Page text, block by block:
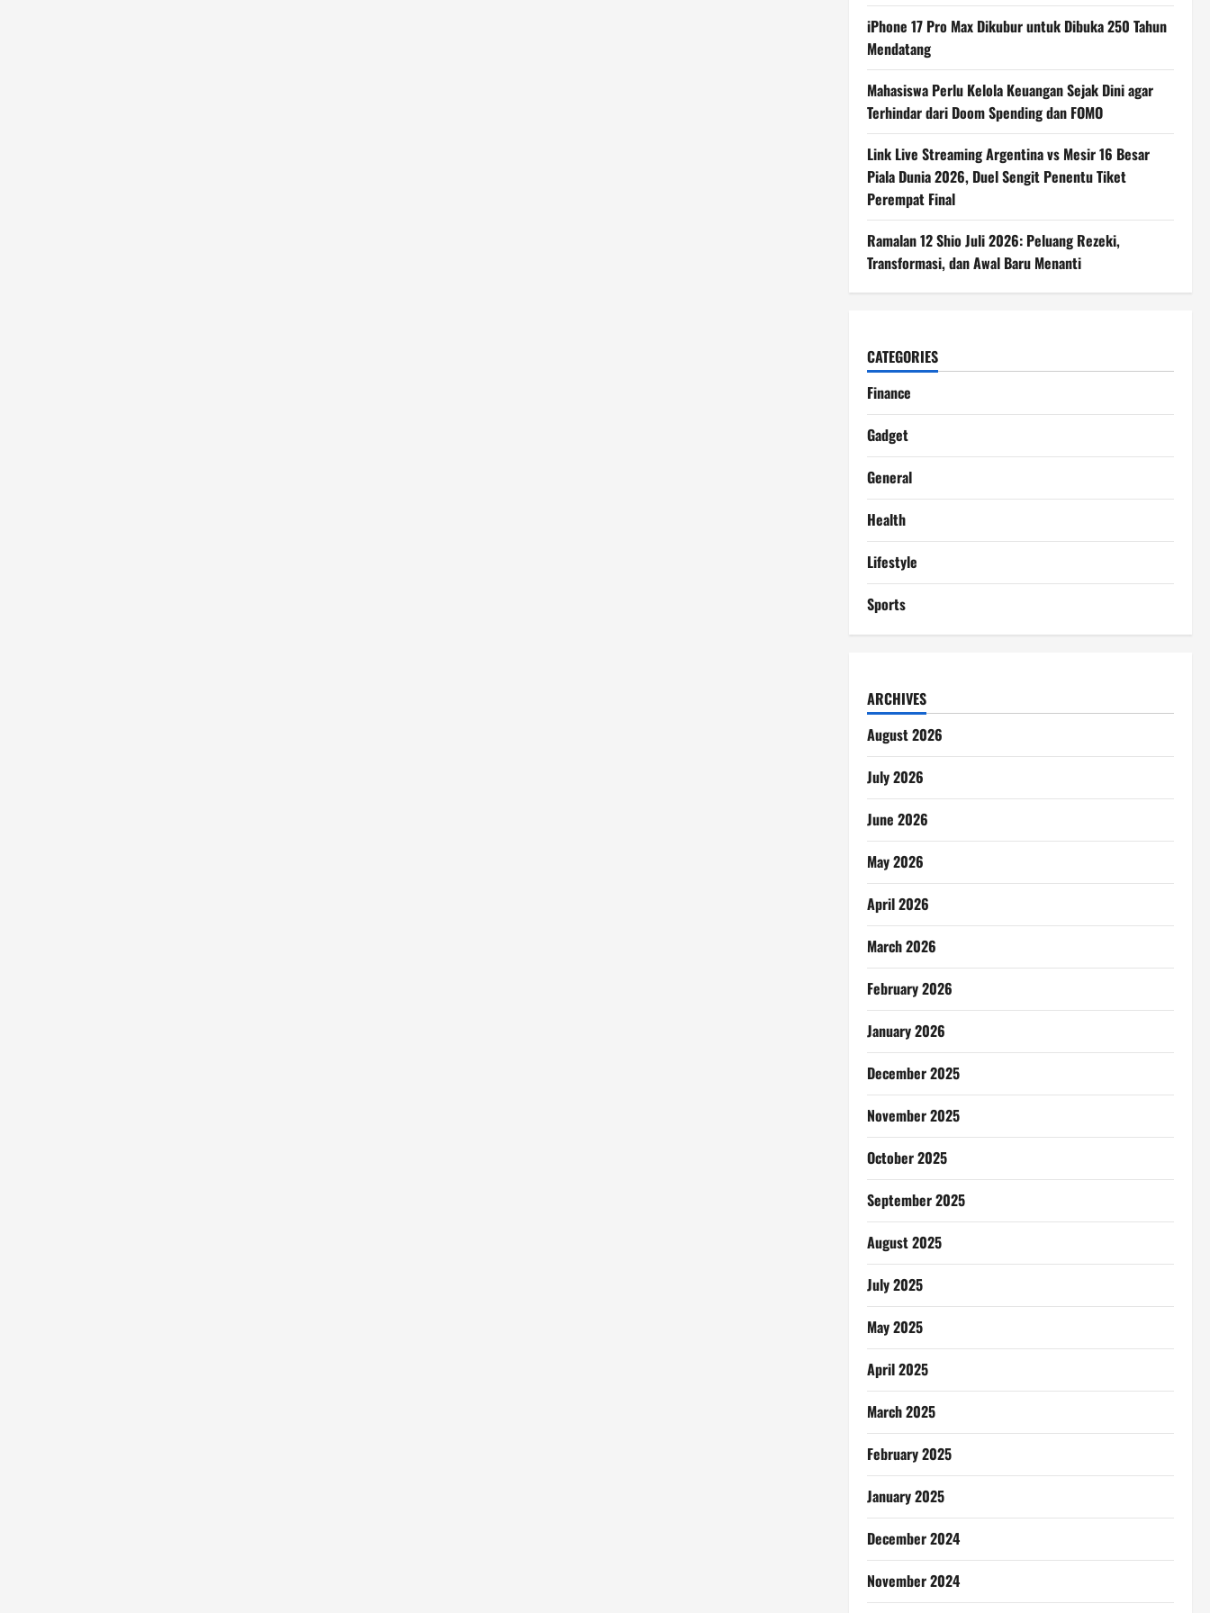
iPhone 17 Pro Max Dikubur untuk Dibuka 250 Tahun
Mendatang
Mahasiswa Perlu Kelola Keuangan Sejak Dini agar
Terhindar dari Doom Spending dan FOMO
Link Live Streaming Argentina vs Mesir 16 Besar
Piala Dunia 2026, Duel Sengit Penentu Tiket
Perempat Final
Ramalan 12 Shio Juli 2026: Peluang Rezeki,
Transformasi, dan Awal Baru Menanti
CATEGORIES
Finance
Gadget
General
Health
Lifestyle
Sports
ARCHIVES
August 2026
July 2026
June 2026
May 2026
April 2026
March 2026
February 2026
January 2026
December 2025
November 2025
October 2025
September 2025
August 2025
July 2025
May 2025
April 2025
March 2025
February 2025
January 2025
December 2024
November 2024